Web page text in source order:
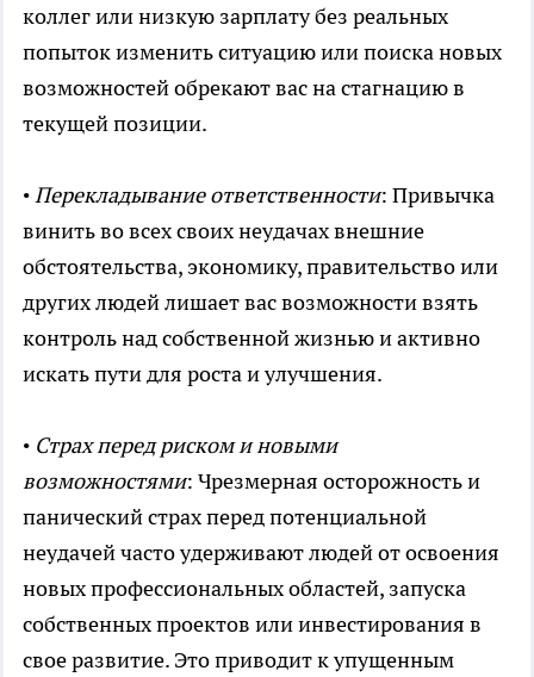
коллег или низкую зарплату без реальных
попыток изменить ситуацию или поиска новых
возможностей обрекают вас на стагнацию в
текущей позиции.
•Перекладывание ответственности: Привычка
винить во всех своих неудачах внешние
обстоятельства, экономику, правительство или
других людей лишает вас возможности взять
контроль над собственной жизнью и активно
искать пути для роста и улучшения.
• Страх перед риском и новыми
возможностями: Чрезмерная осторожность и
панический страх перед потенциальной
неудачей часто удерживают людей от освоения
новых профессиональных областей, запуска
собственных проектов или инвестирования в
свое развитие. Это приводит к упущенным